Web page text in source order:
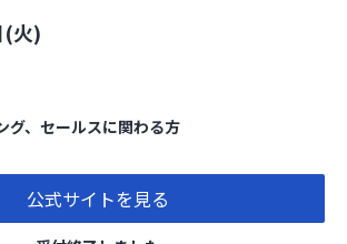
火)
グ、セールスに関わる方
公式サイトを見る